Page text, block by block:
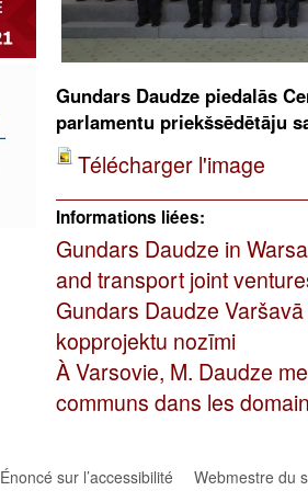
Gundars Daudze piedalās
parlamentu priekšsēdētāju
Télécharger l'image
Informations liées:
Gundars Daudze in
and transport joint
Gundars Daudze
kopprojektu nozīmi
À Varsovie, M. Daudze
communs dans les
Énoncé sur l’accessibilité
Webmestre du